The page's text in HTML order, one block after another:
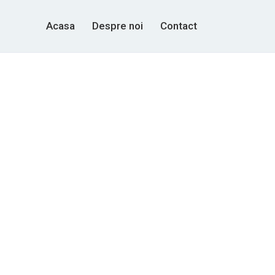
Acasa Despre noi Contact